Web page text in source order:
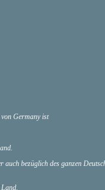
Germany ist
auch bezüglich des ganzen